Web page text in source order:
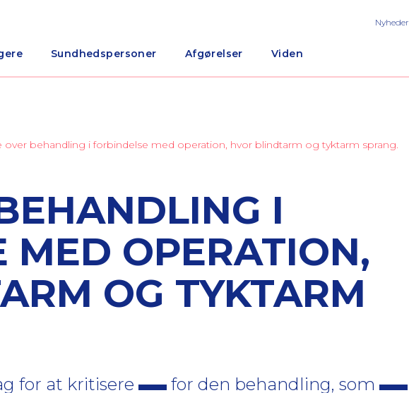
Sundhedspersoner Afgørelser Viden
Nyheder
over behandling i forbindelse med operation, hvor blindtarm og tyktarm sprang.
I
MED OPERATION,
OG TYKTARM
for at kritisere
for den behandling, som